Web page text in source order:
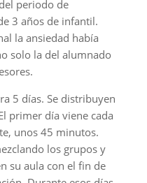
periodo de
3 años de infantil.
la ansiedad había
solo la del alumnado
5 días. Se distribuyen
primer día viene cada
unos 45 minutos.
los grupos y
su aula con el fin de